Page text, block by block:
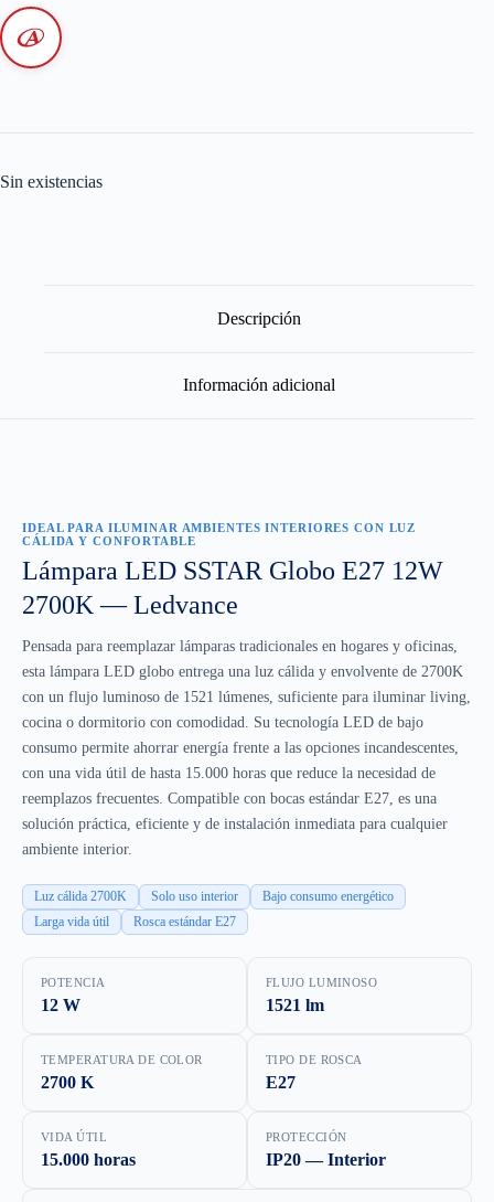
Sin existencias
Descripción
Información adicional
IDEAL PARA ILUMINAR AMBIENTES INTERIORES CON LUZ
CÁLIDA Y CONFORTABLE
Lámpara LED SSTAR Globo E27 12W
2700K — Ledvance
Pensada para reemplazar lámparas tradicionales en hogares y oficinas,
esta lámpara LED globo entrega una luz cálida y envolvente de 2700K
con un flujo luminoso de 1521 lúmenes, suficiente para iluminar living,
cocina o dormitorio con comodidad. Su tecnología LED de bajo
consumo permite ahorrar energía frente a las opciones incandescentes,
con una vida útil de hasta 15.000 horas que reduce la necesidad de
reemplazos frecuentes. Compatible con bocas estándar E27, es una
solución práctica, eficiente y de instalación inmediata para cualquier
ambiente interior.
Luz cálida 2700K Solo uso interior
Bajo consumo energético
Larga vida útil
Rosca estándar E27
POTENCIA
12 W
FLUJO LUMINOSO
1521 lm
TEMPERATURA DE COLOR
2700 K
TIPO DE ROSCA
E27
VIDA ÚTIL
15.000 horas
PROTECCIÓN
IP20 — Interior